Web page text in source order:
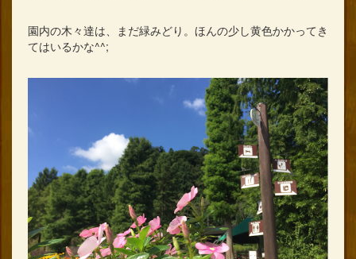
園内の木々達は、まだ緑みどり。ほんの少し黄色かかってき
てはいるかな^^;